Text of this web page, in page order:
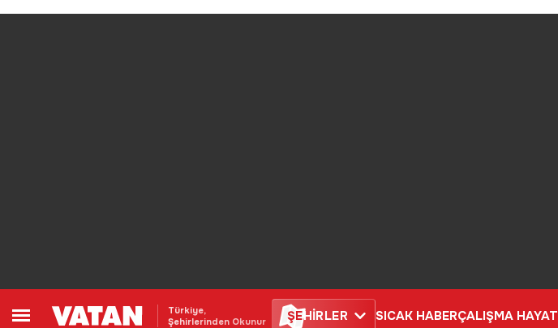
Türkiye,
Şehirlerinden Okunur
ŞEHİRLER SICAK HABERÇALIŞMA